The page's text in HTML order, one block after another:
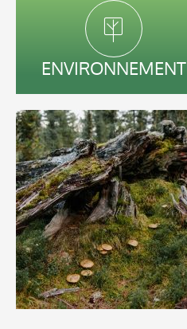
ENVIRONNEMENT